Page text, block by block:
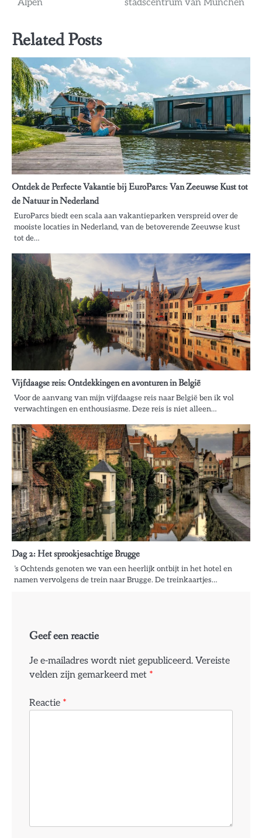
Alpen stadscentrum van München
Related Posts
Ontdek de Perfecte Vakantie bij EuroParcs: Van Zeeuwse Kust tot
de Natuur in Nederland
EuroParcs biedt een scala aan vakantieparken verspreid over de
mooiste locaties in Nederland, van de betoverende Zeeuwse kust
tot de…
Vijfdaagse reis: Ontdekkingen en avonturen in België
Voor de aanvang van mijn vijfdaagse reis naar België ben ik vol
verwachtingen en enthousiasme. Deze reis is niet alleen…
Dag 2: Het sprookjesachtige Brugge
’s Ochtends genoten we van een heerlijk ontbijt in het hotel en
namen vervolgens de trein naar Brugge. De treinkaartjes…
Geef een reactie
Je e-mailadres wordt niet gepubliceerd. Vereiste
velden zijn gemarkeerd met *
Reactie *